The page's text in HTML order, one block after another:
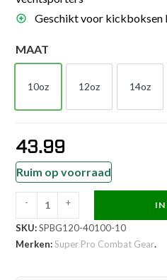
Geschikt voor kickboksen
MAAT
10oz 12oz 14oz
43.99
Ruim op voorraad
Pro
Combat
- + IN
SKU:SPBG120-40100-10
Merken:Super Pro Combat Gear.